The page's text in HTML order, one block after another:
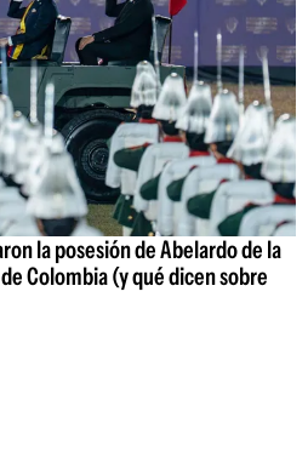
la posesión de Abelardo de la
Colombia (y qué dicen sobre